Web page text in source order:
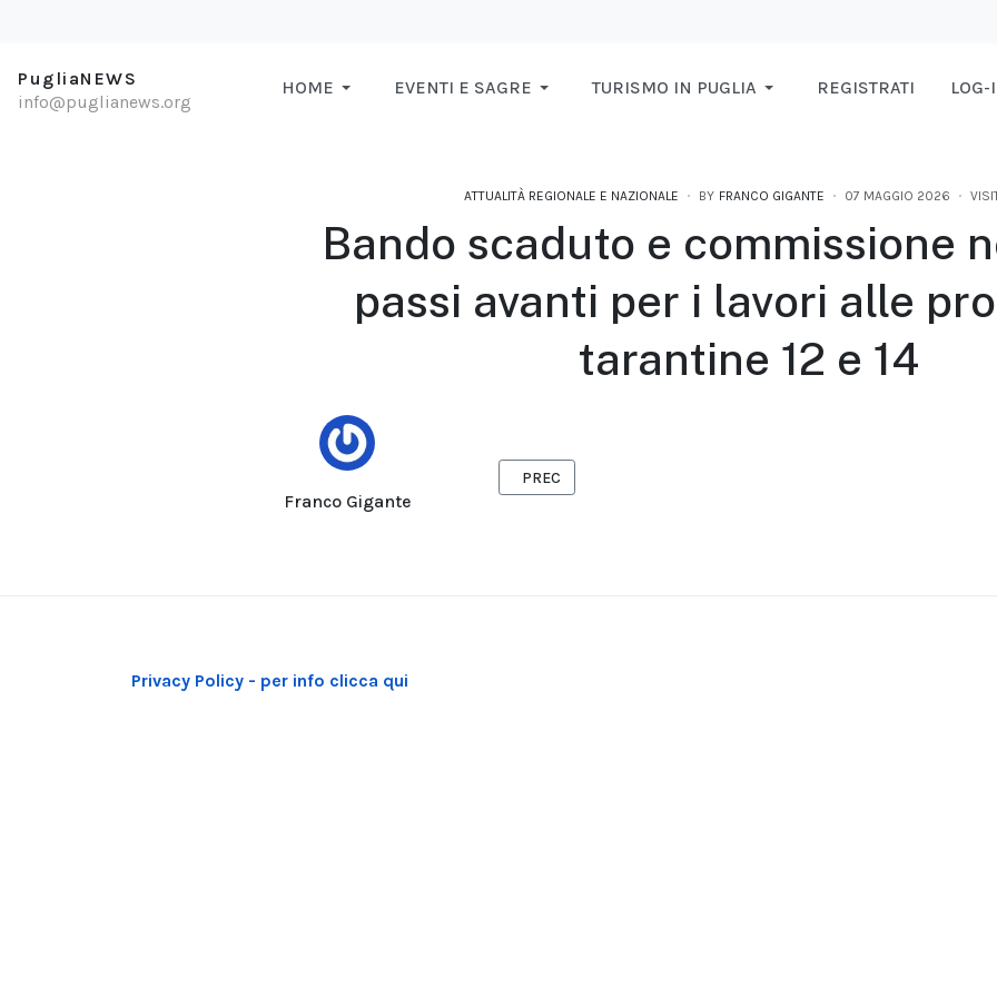
PugliaNEWS
info@puglianews.org
HOME EVENTI E SAGRE TURISMO IN PUGLIA REGISTRATI LOG-
ATTUALITÀ REGIONALE E NAZIONALE BY FRANCO GIGANTE 07 MAGGIO 2026
Bando scaduto e commissione
passi avanti per i lavori alle
tarantine 12 e 14
Franco Gigante
ARTICOLO PRECEDENTE: STEFANO DENTONE CON IL SUO
PREC
Privacy Policy - per info clicca qui